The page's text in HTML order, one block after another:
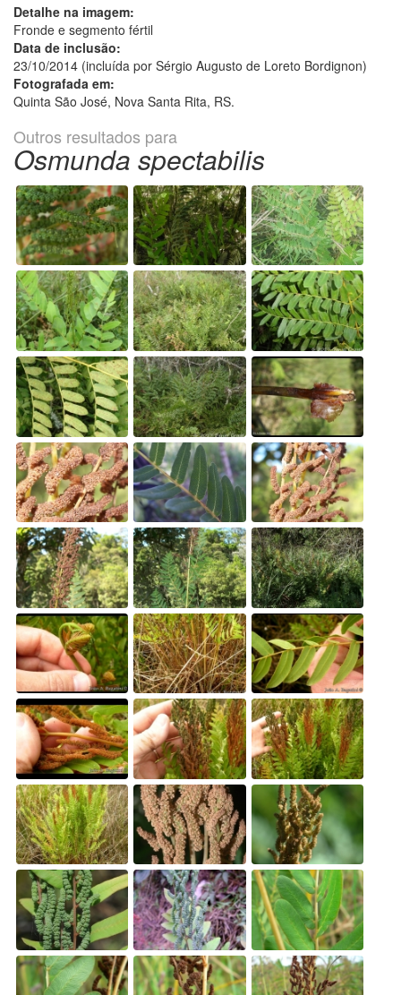
Detalhe na imagem:
Fronde e segmento fértil
Data de inclusão:
23/10/2014 (incluída por Sérgio Augusto de Loreto Bordignon)
Fotografada em:
Quinta São José, Nova Santa Rita, RS.
Outros resultados para
Osmunda spectabilis